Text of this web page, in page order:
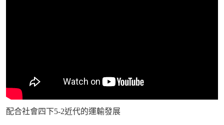
配合社會四下5-2近代的運輸發展